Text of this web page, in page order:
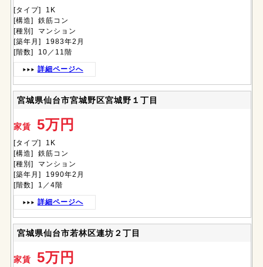
[タイプ] 1K
[構造] 鉄筋コン
[種別] マンション
[築年月] 1983年2月
[階数] 10／11階
詳細ページへ
宮城県仙台市宮城野区宮城野１丁目
家賃 5万円
[タイプ] 1K
[構造] 鉄筋コン
[種別] マンション
[築年月] 1990年2月
[階数] 1／4階
詳細ページへ
宮城県仙台市若林区連坊２丁目
家賃 5万円